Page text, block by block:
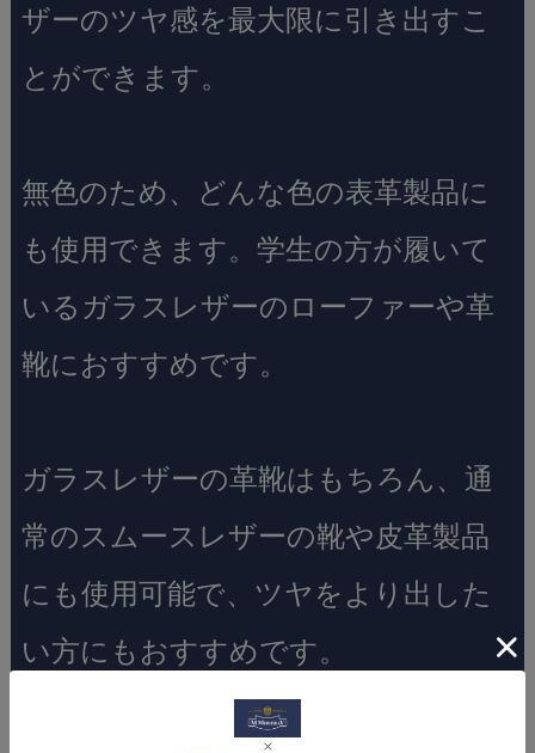
ザーのツヤ感を最大限に引き出すこ
とができます。
無色のため、どんな色の表革製品に
も使用できます。学生の方が履いて
いるガラスレザーのローファーや革
靴におすすめです。
ガラスレザーの革靴はもちろん、通
常のスムースレザーの靴や皮革製品
にも使用可能で、ツヤをより出した
い方にもおすすめです。